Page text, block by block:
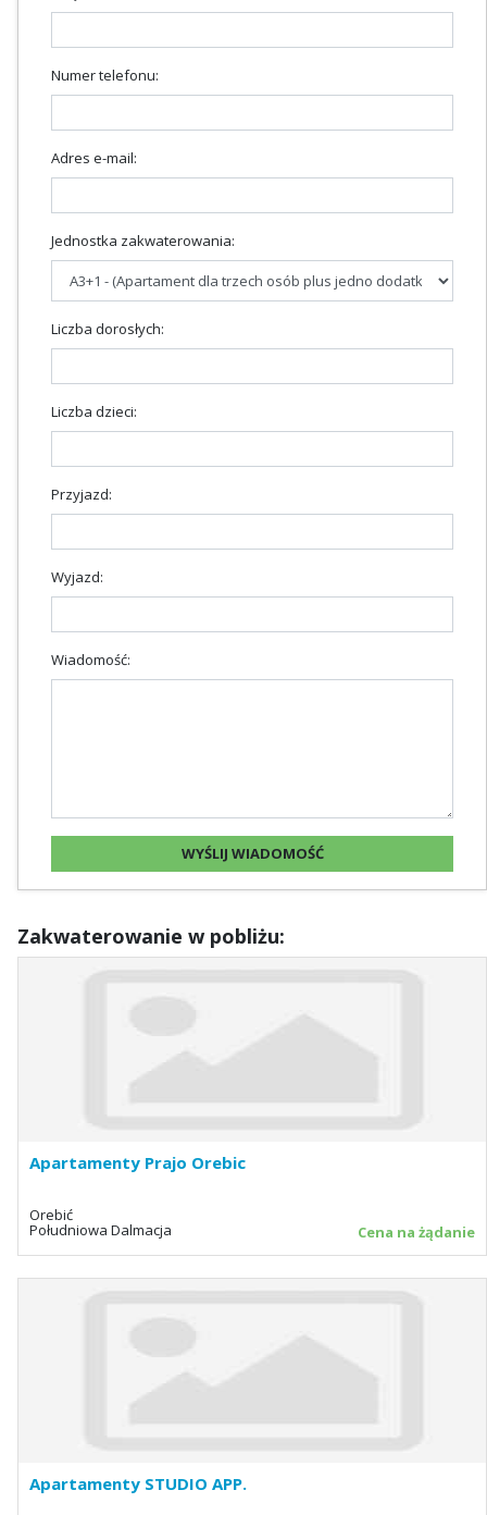
Numer telefonu:
Adres e-mail:
Jednostka zakwaterowania:
Liczba dorosłych:
Liczba dzieci:
Przyjazd:
Wyjazd:
Wiadomość:
Zakwaterowanie w pobliżu:
Apartamenty Prajo Orebic
Orebić
Południowa Dalmacja Cena na żądanie
Apartamenty STUDIO APP.